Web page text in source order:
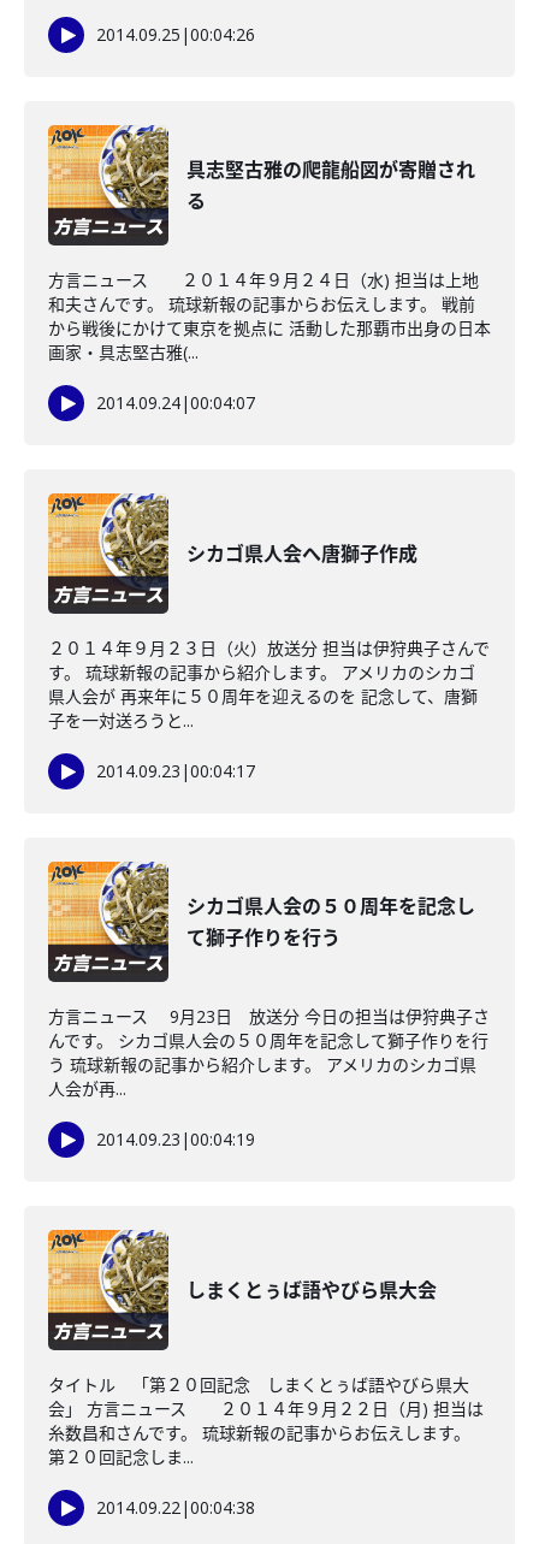
2014.09.25 |00:04:26
具志堅古雅の爬龍船図が寄贈され
る
方言ニュース ２０１４年９月２４日（水) 担当は上地
和夫さんです。 琉球新報の記事からお伝えします。 戦前
から戦後にかけて東京を拠点に 活動した那覇市出身の日本
画家・具志堅古雅(...
2014.09.24|00:04:07
シカゴ県人会へ唐獅子作成
２０１４年９月２３日（火）放送分 担当は伊狩典子さんで
す。 琉球新報の記事から紹介します。 アメリカのシカゴ
県人会が 再来年に５０周年を迎えるのを 記念して、唐獅
子を一対送ろうと...
2014.09.23 |00:04:17
シカゴ県人会の５０周年を記念し
て獅子作りを行う
方言ニュース 9月23日 放送分 今日の担当は伊狩典子さ
んです。 シカゴ県人会の５０周年を記念して獅子作りを行
う 琉球新報の記事から紹介します。 アメリカのシカゴ県
人会が再...
2014.09.23 |00:04:19
しまくとぅば語やびら県大会
タイトル 「第２０回記念 しまくとぅば語やびら県大
会」 方言ニュース ２０１４年９月２２日（月) 担当は
糸数昌和さんです。 琉球新報の記事からお伝えします。
第２０回記念しま...
2014.09.22|00:04:38